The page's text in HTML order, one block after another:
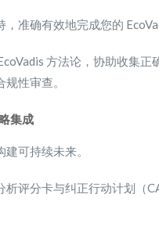
准确有效地完成您的
方法论，协助收集
性审查。
集成
可持续未来。
析评分卡与纠正行动计划（